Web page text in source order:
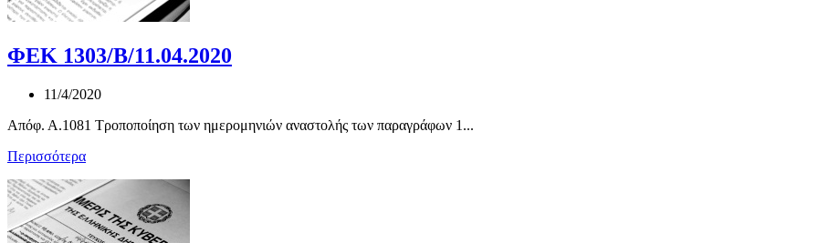
ΦΕΚ 1303/Β/11.04.2020
11/4/2020
Απόφ. Α.1081 Τροποποίηση των ημερομηνιών αναστολής των παραγράφων 1...
Περισσότερα